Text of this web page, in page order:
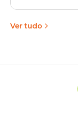
Ver tudo